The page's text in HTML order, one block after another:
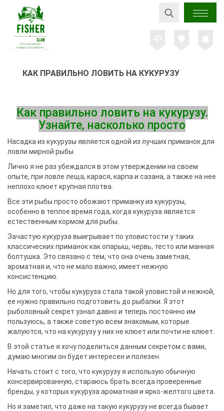
КАК ПРАВИЛЬНО ЛОВИТЬ НА КУКУРУЗУ
Как правильно ловить на кукурузу.
Узнайте, насколько просто
Насадка из кукурузы является одной из лучших приманок для
ловли мирной рыбы.
Лично я не раз убеждался в этом утверждении на своем
опыте, при ловле леща, карася, карпа и сазана, а также на нее
неплохо клюет крупная плотва.
Все эти рыбы просто обожают приманку из кукурузы,
особенно в теплое время года, когда кукуруза является
естественным кормом для рыбы.
Зачастую кукуруза выигрывает по уловистости у таких
классических приманок как опарыш, червь, тесто или манная
болтушка. Это связано с тем, что она очень заметная,
ароматная и, что не мало важно, имеет нежную
консистенцию.
Но для того, чтобы кукуруза стала такой уловистой и нежной,
ее нужно правильно подготовить до рыбалки. Я этот
рыболовный секрет узнал давно и теперь постоянно им
пользуюсь, а также советую всем знакомым, которые
жалуются, что на кукурузу у них не клюет или почти не клюет.
В этой статье я хочу поделиться данным секретом с вами,
думаю многим он будет интересен и полезен.
Начать стоит с того, что кукурузу я использую обычную
консервированную, стараюсь брать всегда проверенные
бренды, у которых кукуруза ароматная и ярко-желтого цвета.
Но я заметил, что даже на такую кукурузу не всегда бывает